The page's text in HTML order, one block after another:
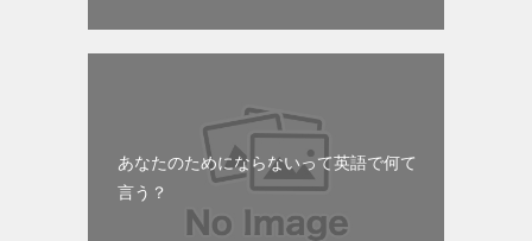
あなたのためにならないって英語で何て
言う？